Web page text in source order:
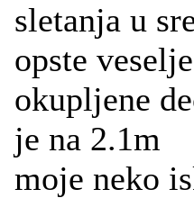
sletanja u
opste
okupljene
je na 2.1m
moje neko